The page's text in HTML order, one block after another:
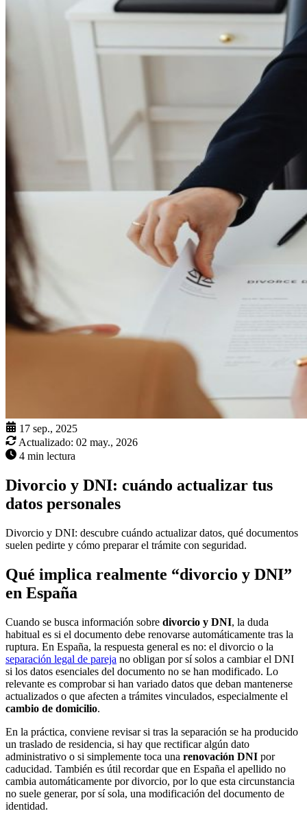
17 sep., 2025
Actualizado: 02 may., 2026
4 min lectura
Divorcio y DNI: cuándo actualizar tus
datos personales
Divorcio y DNI: descubre cuándo actualizar datos, qué documentos
suelen pedirte y cómo preparar el trámite con seguridad.
Qué implica realmente “divorcio y DNI”
en España
Cuando se busca información sobre divorcio y DNI, la duda
habitual es si el documento debe renovarse automáticamente tras la
ruptura. En España, la respuesta general es no: el divorcio o la
separación legal de pareja no obligan por sí solos a cambiar el DNI
si los datos esenciales del documento no se han modificado. Lo
relevante es comprobar si han variado datos que deban mantenerse
actualizados o que afecten a trámites vinculados, especialmente el
cambio de domicilio.
En la práctica, conviene revisar si tras la separación se ha producido
un traslado de residencia, si hay que rectificar algún dato
administrativo o si simplemente toca una renovación DNI por
caducidad. También es útil recordar que en España el apellido no
cambia automáticamente por divorcio, por lo que esta circunstancia
no suele generar, por sí sola, una modificación del documento de
identidad.